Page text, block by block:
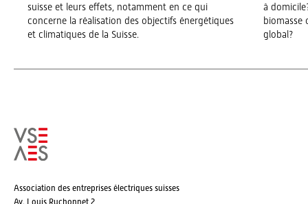
suisse et leurs effets, notamment en ce qui
concerne la réalisation des objectifs énergétiques
et climatiques de la Suisse.
à
biomasse
global?
Association des entreprises électriques suisses